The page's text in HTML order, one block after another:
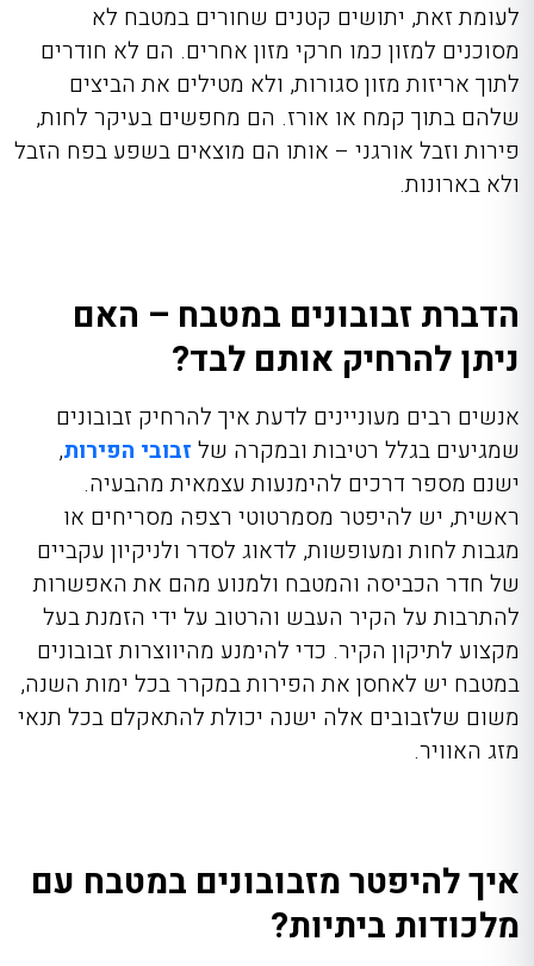
לעומת זאת, יתושים קטנים שחורים במטבח לא
מסוכנים למזון כמו חרקי מזון אחרים. הם לא חודרים
לתוך אריזות מזון סגורות, ולא מטילים את הביצים
שלהם בתוך קמח או אורז. הם מחפשים בעיקר לחות,
פירות וזבל אורגני – אותו הם מוצאים בשפע בפח הזבל
ולא בארונות.
הדברת זבובונים במטבח – האם
ניתן להרחיק אותם לבד?
אנשים רבים מעוניינים לדעת איך להרחיק זבובונים
שמגיעים בגלל רטיבות ובמקרה של זבובי הפירות,
ישנם מספר דרכים להימנעות עצמאית מהבעיה.
ראשית, יש להיפטר מסמרטוטי רצפה מסריחים או
מגבות לחות ומעופשות, לדאוג לסדר ולניקיון עקביים
של חדר הכביסה והמטבח ולמנוע מהם את האפשרות
להתרבות על הקיר העבש והרטוב על ידי הזמנת בעל
מקצוע לתיקון הקיר. כדי להימנע מהיווצרות זבובונים
במטבח יש לאחסן את הפירות במקרר בכל ימות השנה,
משום שלזבובים אלה ישנה יכולת להתאקלם בכל תנאי
מזג האוויר.
איך להיפטר מזבובונים במטבח עם
מלכודות ביתיות?